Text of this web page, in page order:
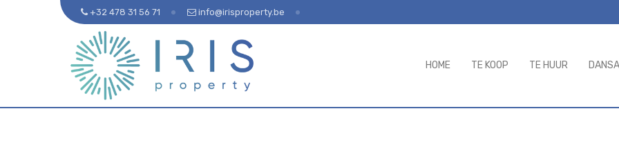
+32 478 31 56 71 info@irisproperty.be
HOME TE KOOP TE HUUR